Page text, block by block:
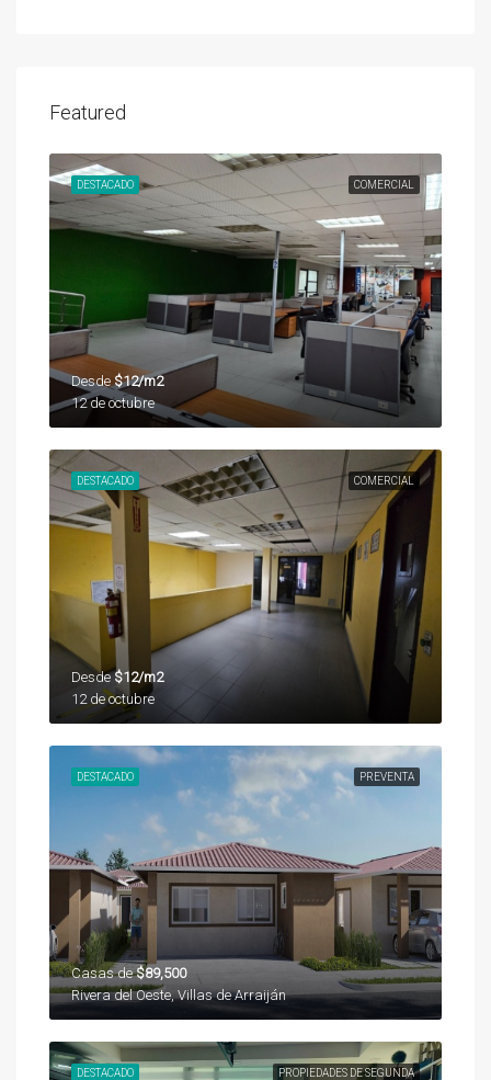
Featured
COMERCIAL
DESTACADO
Desde$12/m2
12 de octubre
COMERCIAL
DESTACADO
Desde$12/m2
12 de octubre
PREVENTA
DESTACADO
Casas de$89,500
Rivera del Oeste, Villas de Arraiján
PROPIEDADES DE SEGUNDA
DESTACADO